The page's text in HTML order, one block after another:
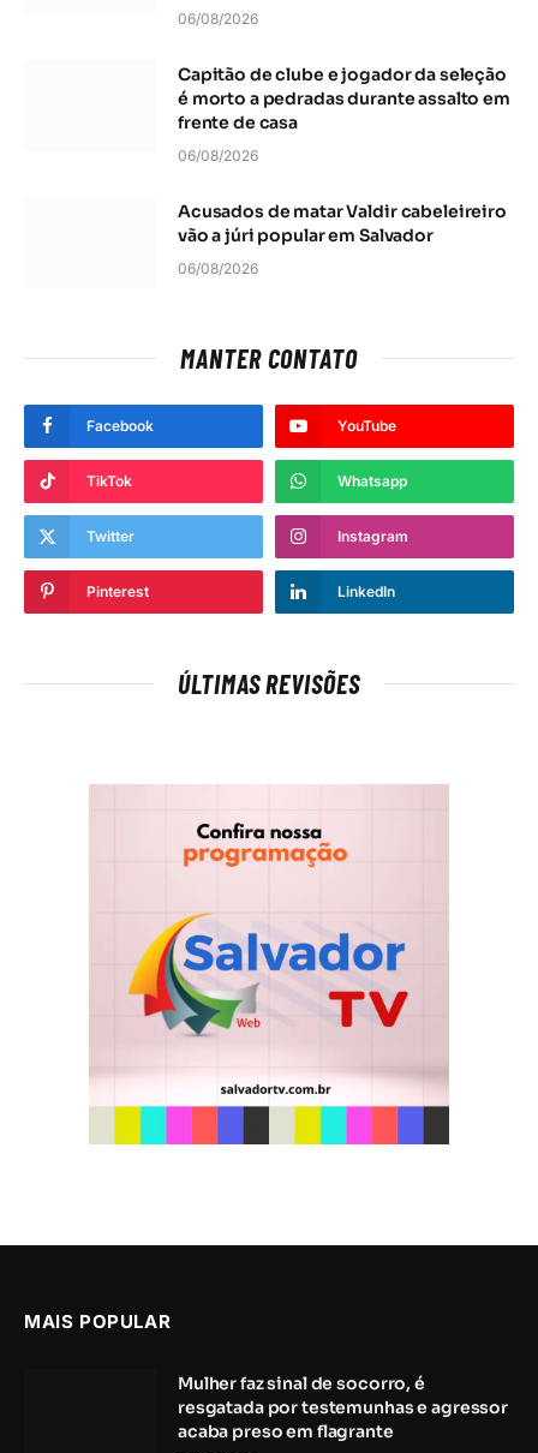
06/08/2026
Capitão de clube e jogador da seleção
é morto a pedradas durante assalto em
frente de casa
06/08/2026
Acusados de matar Valdir cabeleireiro
vão a júri popular em Salvador
06/08/2026
MANTER CONTATO
Facebook YouTube
TikTok Whatsapp
Twitter Instagram
Pinterest LinkedIn
ÚLTIMAS REVISÕES
MAIS POPULAR
Mulher faz sinal de socorro, é
resgatada por testemunhas e agressor
acaba preso em flagrante